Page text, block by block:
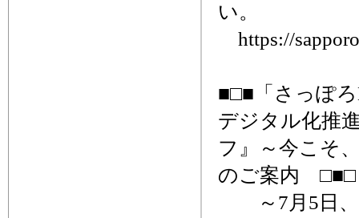
い。
https://
■□■「さっぽ
デジタル化推
フ』～今こそ
のご案内 □■□
～7月5日、